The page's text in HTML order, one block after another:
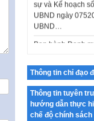
UBND ngày
UBND…
Kế hoạch Tổ
chính luận về
tưởng của
Công bố công
Thông tin chỉ đạo
Thông tin tuyên
hướng dẫn thực
chế độ chính sách